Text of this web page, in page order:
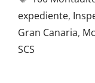
expediente,
Gran Canaria,
SCS